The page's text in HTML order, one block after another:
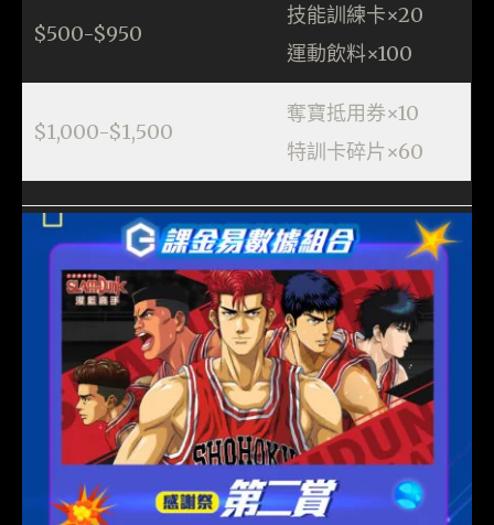
$500-$950
技能訓練卡×20
運動飲料×100
$1,000-$1,500
奪寶抵用券×10
特訓卡碎片×60